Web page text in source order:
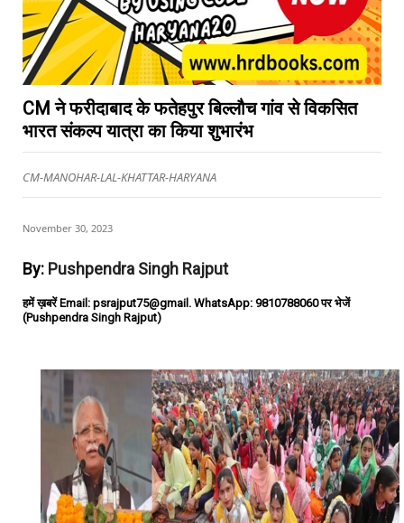
CM ने फरीदाबाद के फतेहपुर बिल्लौच गांव से विकसित
भारत संकल्प यात्रा का किया शुभारंभ
CM-MANOHAR-LAL-KHATTAR-HARYANA
November 30, 2023
By: Pushpendra Singh Rajput
हमें ख़बरें Email: psrajput75@gmail. WhatsApp: 9810788060 पर भेजें
(Pushpendra Singh Rajput)